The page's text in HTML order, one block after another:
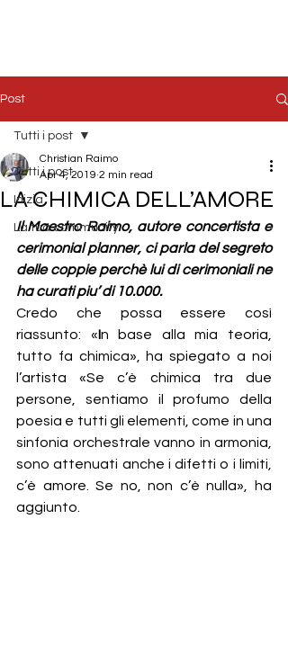
Post
Tutti i post
Inizia
La tua community
Tutti i post
LA CHIMICA DELL’AMORE
Christian Raimo
Apr 4, 2019 2 min read
Il Maestro Raimo, autore concertista e
cerimonial planner, ci parla del segreto
delle coppie perchè lui di cerimoniali ne
ha curati piu’ di 10.000.
Credo che possa essere così
riassunto: «In base alla mia teoria,
tutto fa chimica», ha spiegato a noi
l’artista «Se c’è chimica tra due
persone, sentiamo il profumo della
poesia e tutti gli elementi, come in una
sinfonia orchestrale vanno in armonia,
sono attenuati anche i difetti o i limiti,
c’è amore. Se no, non c’è nulla», ha
aggiunto.